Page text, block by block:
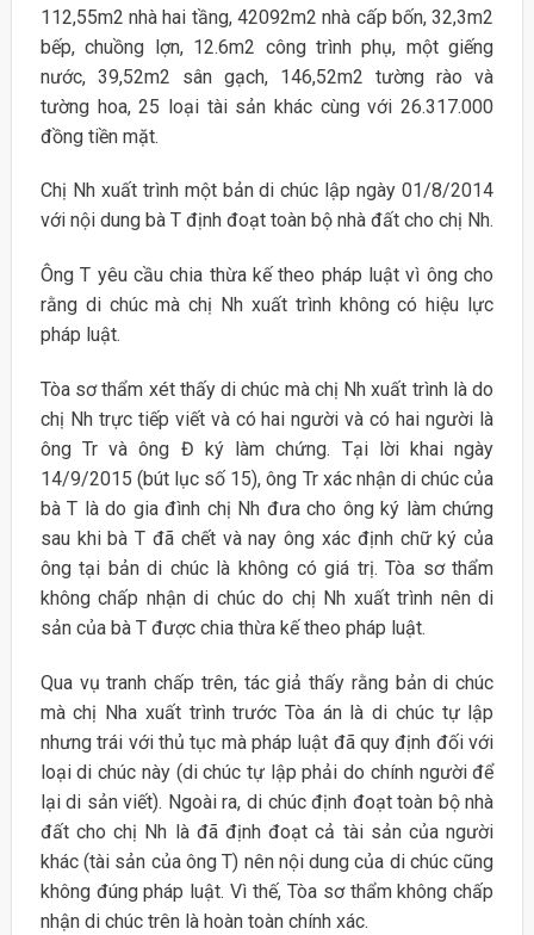
112,55m2 nhà hai tầng, 42092m2 nhà cấp bốn, 32,3m2
bếp, chuồng lợn, 12.6m2 công trình phụ, một giếng
nước, 39,52m2 sân gạch, 146,52m2 tường rào và
tường hoa, 25 loại tài sản khác cùng với 26.317.000
đồng tiền mặt.
Chị Nh xuất trình một bản di chúc lập ngày 01/8/2014
với nội dung bà T định đoạt toàn bộ nhà đất cho chị Nh.
Ông T yêu cầu chia thừa kế theo pháp luật vì ông cho
rằng di chúc mà chị Nh xuất trình không có hiệu lực
pháp luật.
Tòa sơ thẩm xét thấy di chúc mà chị Nh xuất trình là do
chị Nh trực tiếp viết và có hai người và có hai người là
ông Tr và ông Đ ký làm chứng. Tại lời khai ngày
14/9/2015 (bút lục số 15), ông Tr xác nhận di chúc của
bà T là do gia đình chị Nh đưa cho ông ký làm chứng
sau khi bà T đã chết và nay ông xác định chữ ký của
ông tại bản di chúc là không có giá trị. Tòa sơ thẩm
không chấp nhận di chúc do chị Nh xuất trình nên di
sản của bà T được chia thừa kế theo pháp luật.
Qua vụ tranh chấp trên, tác giả thấy rằng bản di chúc
mà chị Nha xuất trình trước Tòa án là di chúc tự lập
nhưng trái với thủ tục mà pháp luật đã quy định đối với
loại di chúc này (di chúc tự lập phải do chính người để
lại di sản viết). Ngoài ra, di chúc định đoạt toàn bộ nhà
đất cho chị Nh là đã định đoạt cả tài sản của người
khác (tài sản của ông T) nên nội dung của di chúc cũng
không đúng pháp luật. Vì thế, Tòa sơ thẩm không chấp
nhận di chúc trên là hoàn toàn chính xác.